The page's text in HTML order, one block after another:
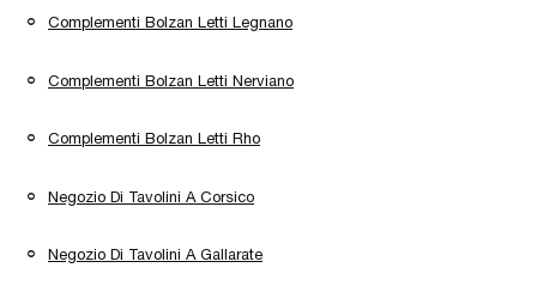
Complementi Bolzan Letti Legnano
Complementi Bolzan Letti Nerviano
Complementi Bolzan Letti Rho
Negozio Di Tavolini A Corsico
Negozio Di Tavolini A Gallarate